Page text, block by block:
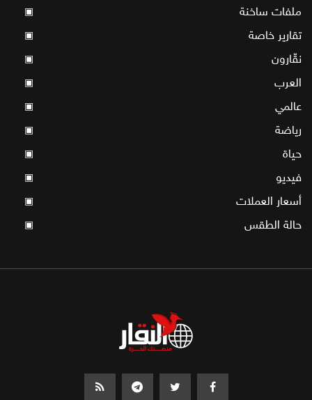
ملفات ساخنة ▣
تقارير خاصة ▣
نقّارون ▣
العرب ▣
عالمي ▣
رياضة ▣
حياة ▣
فيديو ▣
أسعار العملات ▣
حالة الطقس ▣